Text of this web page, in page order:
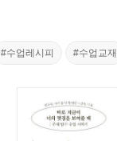
#수업레시피 #수업교재